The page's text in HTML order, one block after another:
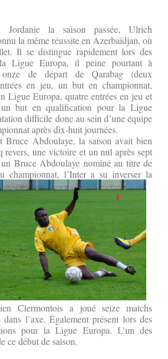
Jordanie la saison passée, Ulrich
la même réussite en Azerbaïdjan, où
Il se distingue rapidement lors des
Ligue Europa, il peine pourtant à
onze de départ de Qarabag (deux
en jeu, un but en championnat,
Ligue Europa, quatre entrées en jeu et
but en qualification pour la Ligue
difficile donc au sein d’une équipe
après dix-huit journées.
Bruce Abdoulaye, la saison avait bien
revers, une victoire et un nul après sept
Bruce Abdoulaye nominé au titre de
championnat, l’Inter a su inverser la
Clermontois a joué seize matchs
l’axe. Également présent lors des
pour la Ligue Europa. L’un des
ce début de saison.